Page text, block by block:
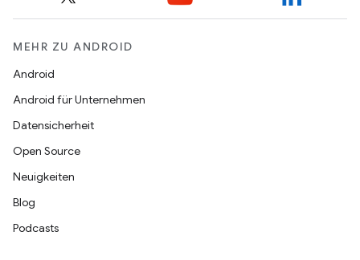
MEHR ZU ANDROID
Android
Android für Unternehmen
Datensicherheit
Open Source
Neuigkeiten
Blog
Podcasts